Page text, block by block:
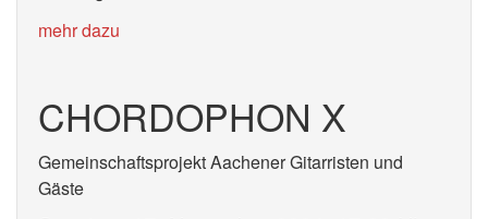
mehr dazu
CHORDOPHON X
Gemeinschaftsprojekt Aachener Gitarristen und
Gäste